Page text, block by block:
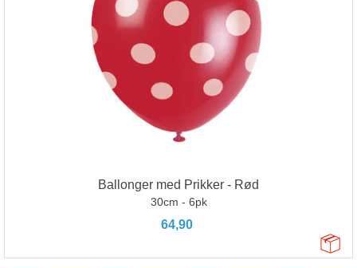
Ballonger med Prikker - Rød
30cm - 6pk
64,90